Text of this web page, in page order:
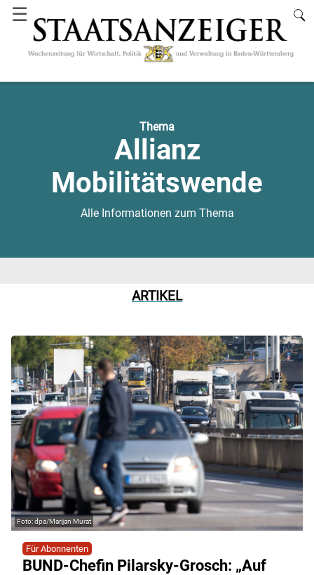
☰
Thema
Allianz
Mobilitätswende
Alle Informationen zum Thema
ARTIKEL
dpa/Marijan Murat
Für Abonnenten
BUND-Chefin Pilarsky-Grosch: „Auf